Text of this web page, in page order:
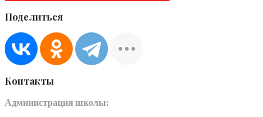
Поделиться
Контакты
Администрация школы: